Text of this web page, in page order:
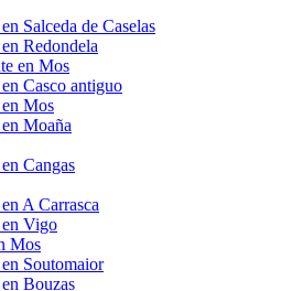
Salceda de Caselas
Redondela
en Mos
Casco antiguo
Mos
Moaña
Cangas
A Carrasca
en Vigo
Mos
Soutomaior
Bouzas